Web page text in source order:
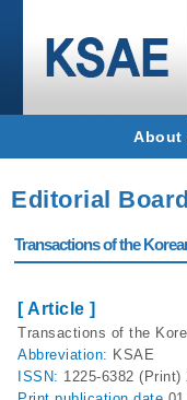
About
Editorial Board
Transactions of the
[ Article ]
Transactions of the
Abbreviation: KSAE
ISSN: 1225-6382 (Print)